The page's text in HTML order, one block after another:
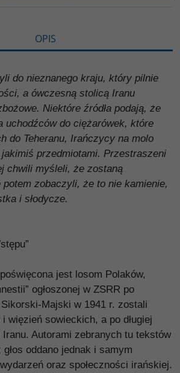
OPIS
do nieznanego kraju, który pilnie
a ówczesną stolicą Iranu
Niektóre źródła podają, że
uchodźców do ciężarówek, które
do Teheranu, Irańczycy na molo
przedmiotami. Przestraszeni
chwili myśleli, że zostaną
potem zobaczyli, że to nie kamienie,
i słodycze.
jest losom Polaków,
ogłoszonej w ZSRR po
Sikorski-Majski w 1941 r. zostali
i więzień sowieckich, a po długiej
Iranu. Autorami zebranych tu tekstów
oddano jednak i samym
oraz społeczności irańskiej.